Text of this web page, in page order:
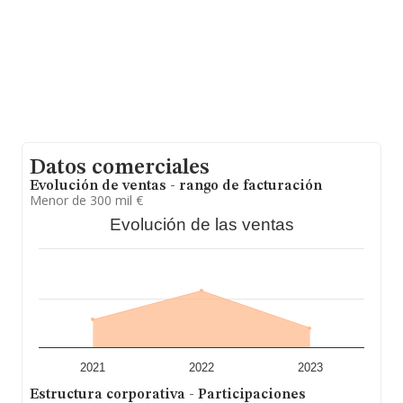
Datos comerciales
Evolución de ventas - rango de facturación
Menor de 300 mil €
Evolución de las ventas
2021 2022 2023
Estructura corporativa - Participaciones